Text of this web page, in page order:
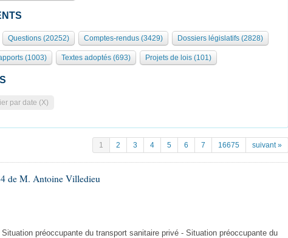
Questions (20252) Comptes-rendus (3429) Dossiers législatifs (2828)
(1003) Textes adoptés (693) Projets de lois (101)
par date (X)
1 2 3 4 5 6 7 16675 suivant »
de M. Antoine Villedieu
préoccupante du transport sanitaire privé - Situation préoccupante du